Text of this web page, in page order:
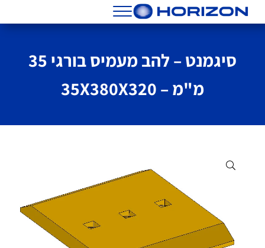
Skip to main content
Skip to header right navigation
Skip to site footer
הורייזן מסננים שמנים וחלפים
Menu
סיגמנט – להב מעמיס בורגי 35
מ"מ – 35X380X320
🔍